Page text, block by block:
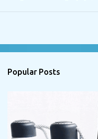
Popular Posts